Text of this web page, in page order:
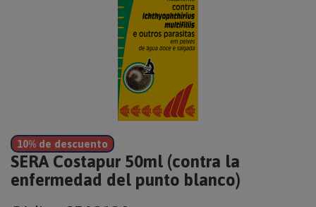
10% de descuento
SERA Costapur 50ml (contra la
enfermedad del punto blanco)